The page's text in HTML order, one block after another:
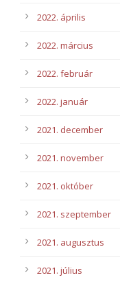
2022. április
2022. március
2022. február
2022. január
2021. december
2021. november
2021. október
2021. szeptember
2021. augusztus
2021. július